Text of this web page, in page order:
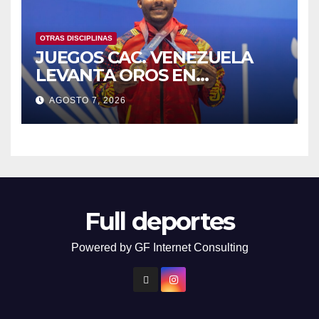
OTRAS DISCIPLINAS
JUEGOS CAC. VENEZUELA
LEVANTA OROS EN
HALTEROFILIA Y TIRO
AGOSTO 7, 2026
Full deportes
Powered by GF Internet Consulting